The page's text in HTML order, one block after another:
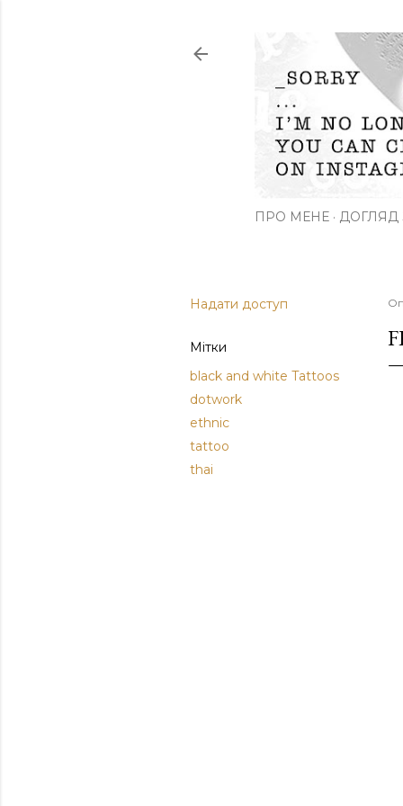
ПРО МЕНЕ ДОГЛЯД
Надати доступ
Мітки
black and white Tattoos
dotwork
ethnic
tattoo
thai